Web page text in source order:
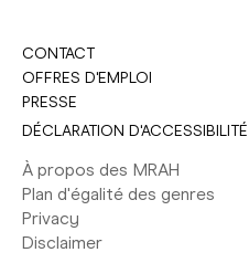
CONTACT
OFFRES D'EMPLOI
PRESSE
DÉCLARATION D'ACCESSIBILITÉ
À propos des MRAH
Plan d'égalité des genres
Privacy
Disclaimer